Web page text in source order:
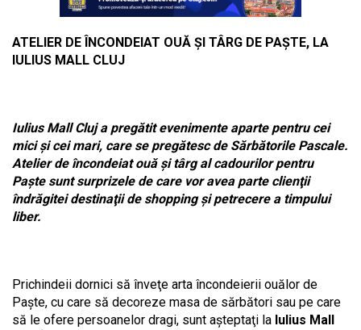
ATELIER DE ÎNCONDEIAT OUĂ ŞI TÂRG DE PAŞTE, LA
IULIUS MALL CLUJ
Iulius Mall Cluj a pregătit evenimente aparte pentru cei
mici şi cei mari, care se pregătesc de Sărbătorile Pascale.
Atelier de încondeiat ouă şi târg al cadourilor pentru
Paşte sunt surprizele de care vor avea parte clienţii
îndrăgitei destinaţii de shopping şi petrecere a timpului
liber.
Prichindeii dornici să înveţe arta încondeierii ouălor de
Paşte, cu care să decoreze masa de sărbători sau pe care
să le ofere persoanelor dragi, sunt aşteptaţi la Iulius Mall